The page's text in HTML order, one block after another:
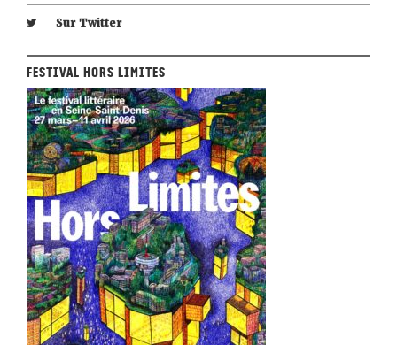
Sur Twitter
Festival Hors Limites